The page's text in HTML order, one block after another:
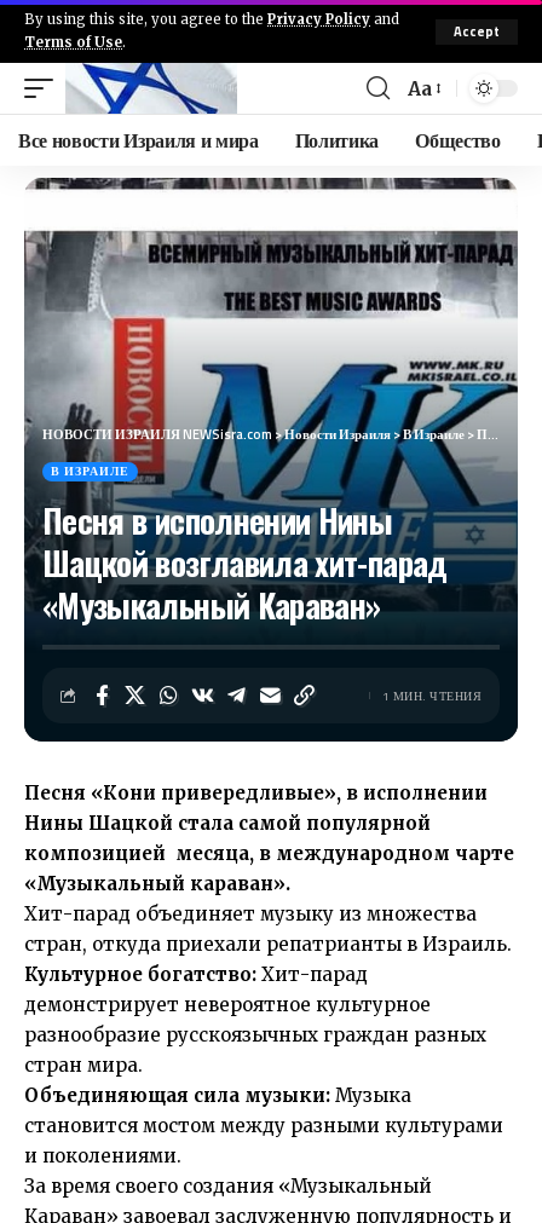
By using this site, you agree to the Privacy Policy and
Terms of Use.
Accept
Aa
Все новости Израиля и мира Политика Общество
НОВОСТИ ИЗРАИЛЯ NEWSisra.com>Новости Израиля>В Израиле>Песня в исполнении Нины Шацкой возглавила хит-парад «Музыкальный Караван»
В ИЗРАИЛЕ
Песня в исполнении Нины
Шацкой возглавила хит-парад
«Музыкальный Караван»
1 МИН. ЧТЕНИЯ
Песня «Кони привередливые», в исполнении
Нины Шацкой стала самой популярной
композицией месяца, в международном чарте
«Музыкальный караван».
Хит-парад объединяет музыку из множества
стран, откуда приехали репатрианты в Израиль.
Культурное богатство: Хит-парад
демонстрирует невероятное культурное
разнообразие русскоязычных граждан разных
стран мира.
Объединяющая сила музыки: Музыка
становится мостом между разными культурами
и поколениями.
За время своего создания «Музыкальный
Караван» завоевал заслуженную популярность и